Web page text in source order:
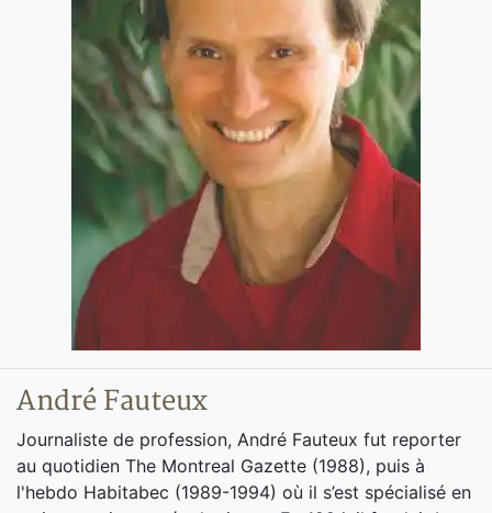
André Fauteux
Journaliste de profession, André Fauteux fut reporter
au quotidien The Montreal Gazette (1988), puis à
l'hebdo Habitabec (1989-1994) où il s’est spécialisé en